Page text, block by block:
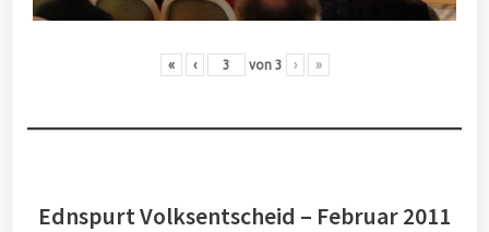
« ‹ von 3 › »
Ednspurt Volksentscheid – Februar 2011